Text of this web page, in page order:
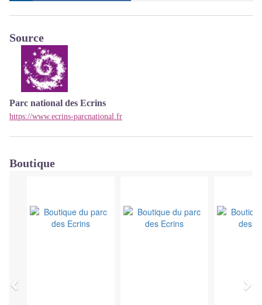
Source
Parc national des Ecrins
https://www.ecrins-parcnational.fr
Boutique